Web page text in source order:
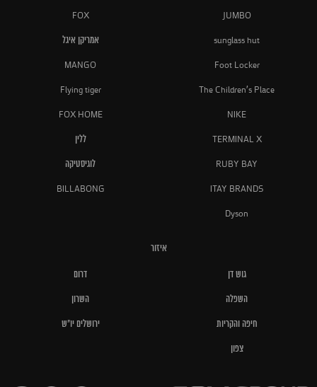
JUMBO
FOX
sunglass hut אמריקן איגל
Foot Locker
MANGO
The Children's Place
Flying tiger
NIKE
FOX HOME
TERMINAL X ללין
RUBY BAY לוגיסטיקה
ITAY BRANDS
BILLABONG
Dyson
איזור
גוש דן דרום
השפלה השרון
חיפה והקריות ירושלים יו"ש
צפון